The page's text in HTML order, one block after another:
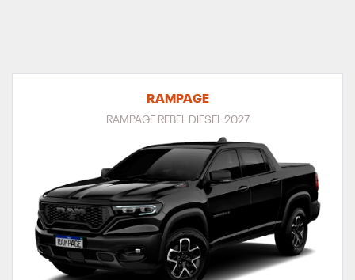
RAMPAGE
RAMPAGE REBEL DIESEL 2027